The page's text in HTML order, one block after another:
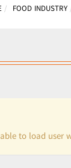
FOOD INDUSTRY
to load user